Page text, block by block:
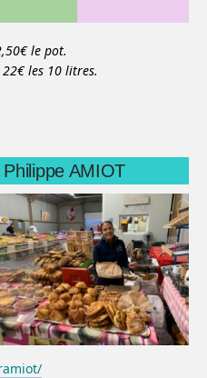
le pot.
les 10 litres.
AMIOT